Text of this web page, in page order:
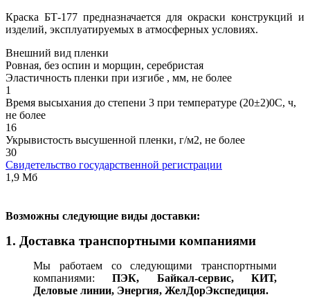
Краска БТ-177 предназначается для окраски конструкций и
изделий, эксплуатируемых в атмосферных условиях.
Внешний вид пленки
Ровная, без оспин и морщин, серебристая
Эластичность пленки при изгибе , мм, не более
1
Время высыхания до степени 3 при температуре (20±2)0С, ч,
не более
16
Укрывистость высушенной пленки, г/м2, не более
30
Свидетельство государственной регистрации
1,9 Мб
Возможны следующие виды доставки:
1. Доставка транспортными компаниями
Мы работаем со следующими транспортными
компаниями:ПЭК, Байкал-сервис, КИТ,
Деловые линии, Энергия, ЖелДорЭкспедиция.